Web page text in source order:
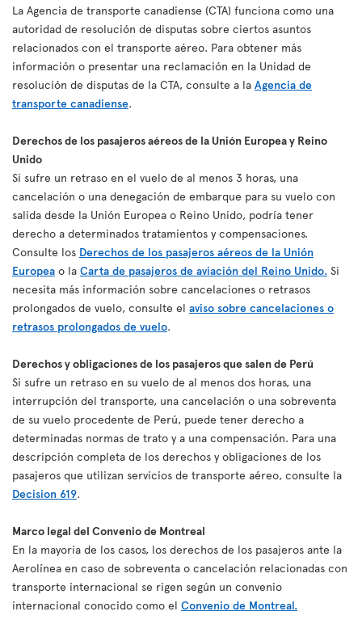
La Agencia de transporte canadiense (CTA) funciona como una
autoridad de resolución de disputas sobre ciertos asuntos
relacionados con el transporte aéreo. Para obtener más
información o presentar una reclamación en la Unidad de
resolución de disputas de la CTA, consulte a la Agencia de
transporte canadiense.
Derechos de los pasajeros aéreos de la Unión Europea y Reino
Unido
Si sufre un retraso en el vuelo de al menos 3 horas, una
cancelación o una denegación de embarque para su vuelo con
salida desde la Unión Europea o Reino Unido, podría tener
derecho a determinados tratamientos y compensaciones.
Consulte los Derechos de los pasajeros aéreos de la Unión
Europea o la Carta de pasajeros de aviación del Reino Unido. Si
necesita más información sobre cancelaciones o retrasos
prolongados de vuelo, consulte el aviso sobre cancelaciones o
retrasos prolongados de vuelo.
Derechos y obligaciones de los pasajeros que salen de Perú
Si sufre un retraso en su vuelo de al menos dos horas, una
interrupción del transporte, una cancelación o una sobreventa
de su vuelo procedente de Perú, puede tener derecho a
determinadas normas de trato y a una compensación. Para una
descripción completa de los derechos y obligaciones de los
pasajeros que utilizan servicios de transporte aéreo, consulte la
Decision 619.
Marco legal del Convenio de Montreal
En la mayoría de los casos, los derechos de los pasajeros ante la
Aerolínea en caso de sobreventa o cancelación relacionadas con
transporte internacional se rigen según un convenio
internacional conocido como el Convenio de Montreal.